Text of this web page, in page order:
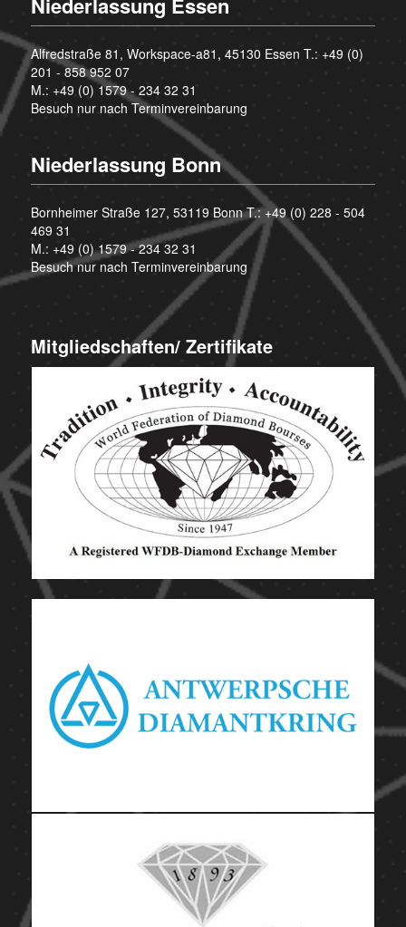
Alfredstraße 81, Workspace-a81, 45130 Essen T.: +49 (0)
201 - 858 952 07
M.: +49 (0) 1579 - 234 32 31
Besuch nur nach Terminvereinbarung
Niederlassung Bonn
Bornheimer Straße 127, 53119 Bonn T.:+49 (0) 228 - 504
469 31
M.: +49 (0) 1579 - 234 32 31
Besuch nur nach Terminvereinbarung
Mitgliedschaften/ Zertifikate